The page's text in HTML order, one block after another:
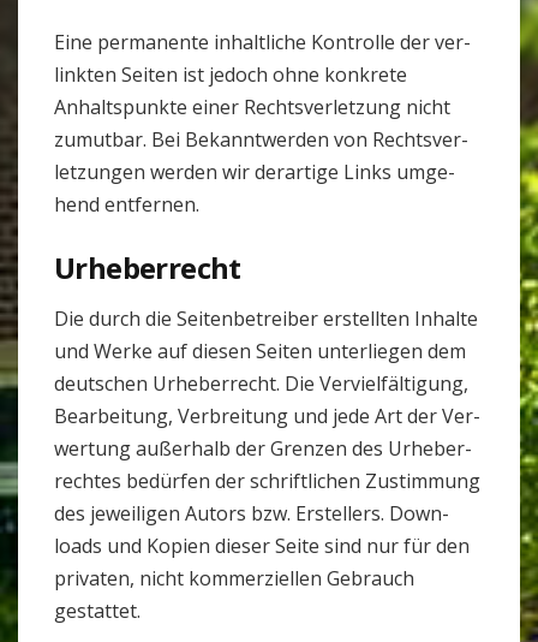
Eine per­ma­nente inhalt­liche Kon­trolle der ver­
linkten Seiten ist jedoch ohne kon­krete
Anhalts­punkte einer Rechts­ver­let­zung nicht
zumutbar. Bei Bekannt­werden von Rechts­ver­
let­zungen werden wir der­ar­tige Links umge­
hend ent­fernen.
Urhe­ber­recht
Die durch die Sei­ten­be­treiber erstellten Inhalte
und Werke auf diesen Seiten unter­liegen dem
deut­schen Urhe­ber­recht. Die Ver­viel­fäl­ti­gung,
Bear­bei­tung, Ver­brei­tung und jede Art der Ver­
wer­tung außer­halb der Grenzen des Urhe­ber­
rechtes bedürfen der schrift­li­chen Zustim­mung
des jewei­ligen Autors bzw. Erstel­lers. Down­
loads und Kopien dieser Seite sind nur für den
pri­vaten, nicht kom­mer­zi­ellen Gebrauch
gestattet.